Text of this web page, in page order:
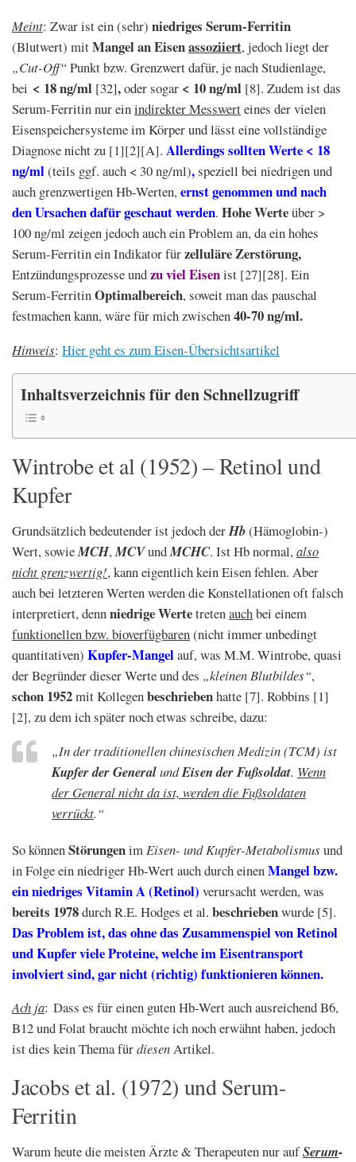
Meint: Zwar ist ein (sehr) niedriges Serum-Ferritin
(Blutwert) mitMangel an Eisenassoziiert, jedoch liegt der
„Cut-Off“Punkt bzw. Grenzwert dafür, je nach Studienlage,
bei < 18 ng/ml [32],oder sogar < 10 ng/ml [8]. Zudem ist das
Serum-Ferritin nur einindirekter Messwerteines der vielen
Eisenspeichersysteme im Körper und lässt eine vollständige
Diagnose nicht zu [1][2][A]. Allerdings sollten Werte < 18
ng/ml(teils ggf. auch < 30 ng/ml),speziell bei niedrigen und
auch grenzwertigen Hb-Werten,ernst genommen und nach
den Ursachen dafür geschaut werden. Hohe Werteüber >
100 ng/ml zeigen jedoch auch ein Problem an, da ein hohes
Serum-Ferritin ein Indikator fürzelluläre Zerstörung,
Entzündungsprozesse undzu viel Eisenist [27][28]. Ein
Serum-FerritinOptimalbereich, soweit man das pauschal
festmachen kann, wäre für mich zwischen40-70 ng/ml.
Hinweis: Hier geht es zum Eisen-Übersichtsartikel
Inhaltsverzeichnis für den Schnellzugriff
Wintrobe et al (1952) – Retinol und
Kupfer
Grundsätzlich bedeutender ist jedoch derHb(Hämoglobin-)
Wert, sowieMCH,MCVundMCHC. Ist Hb normal,also
nicht grenzwertig!, kann eigentlich kein Eisen fehlen. Aber
auch bei letzteren Werten werden die Konstellationen oft falsch
interpretiert, dennniedrige Wertetretenauchbei einem
funktionellen bzw. bioverfügbaren(nicht immer unbedingt
quantitativen) Kupfer-Mangelauf, was M.M. Wintrobe, quasi
der Begründer dieser Werte und des „kleinen Blutbildes“,
schon 1952mit Kollegenbeschriebenhatte [7]. Robbins [1]
[2], zu dem ich später noch etwas schreibe, dazu:
„In der traditionellen chinesischen Medizin (TCM) ist
Kupfer der GeneralundEisen der Fußsoldat. Wenn
der General nicht da ist, werden die Fußsoldaten
verrückt.“
So könnenStörungenimEisen- und Kupfer-Metabolismus und
in Folge ein niedriger Hb-Wert auch durch einenMangel bzw.
ein niedriges Vitamin A (Retinol) verursacht werden, was
bereits 1978durch R.E. Hodges et al. beschriebenwurde [5].
Das Problem ist, das ohne das Zusammenspiel von Retinol
und Kupfer viele Proteine, welche im Eisentransport
involviert sind, gar nicht (richtig) funktionieren können.
Ach ja: Dass es für einen guten Hb-Wert auch ausreichend B6,
B12 und Folat braucht möchte ich noch erwähnt haben, jedoch
ist dies kein Thema fürdiesenArtikel.
Jacobs et al. (1972) und Serum-
Ferritin
Warum heute die meisten Ärzte & Therapeuten nur aufSerum-